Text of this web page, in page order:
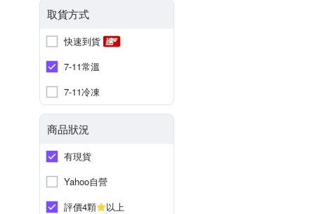
取貨方式
快速到貨
7-11常溫
7-11冷凍
商品狀況
有現貨
Yahoo自營
評價4顆
以上